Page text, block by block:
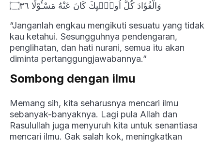
وَالْفُؤَادَ كُلُّ اُولٰۤىِٕكَ كَانَ عَنْهُ مَسْـُٔوْلًا ۝٣٦
“Janganlah engkau mengikuti sesuatu yang tidak
kau ketahui. Sesungguhnya pendengaran,
penglihatan, dan hati nurani, semua itu akan
diminta pertanggungjawabannya.”
Sombong dengan ilmu
Memang sih, kita seharusnya mencari ilmu
sebanyak-banyaknya. Lagi pula Allah dan
Rasulullah juga menyuruh kita untuk senantiasa
mencari ilmu. Gak salah kok, meningkatkan